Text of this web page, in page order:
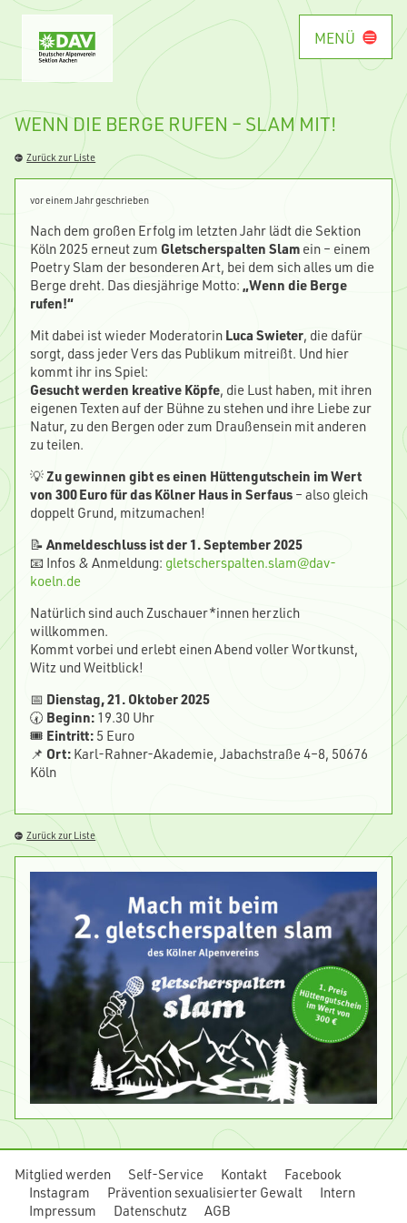
MENÜ
WENN DIE BERGE RUFEN – SLAM MIT!
Zurück zur Liste
vor einem Jahr geschrieben
Nach dem großen Erfolg im letzten Jahr lädt die Sektion
Köln 2025 erneut zum Gletscherspalten Slam ein – einem
Poetry Slam der besonderen Art, bei dem sich alles um die
Berge dreht. Das diesjährige Motto: „Wenn die Berge
rufen!“
Mit dabei ist wieder Moderatorin Luca Swieter, die dafür
sorgt, dass jeder Vers das Publikum mitreißt. Und hier
kommt ihr ins Spiel:
Gesucht werden kreative Köpfe, die Lust haben, mit ihren
eigenen Texten auf der Bühne zu stehen und ihre Liebe zur
Natur, zu den Bergen oder zum Draußensein mit anderen
zu teilen.
💡Zu gewinnen gibt es einen Hüttengutschein im Wert
von 300Euro für das Kölner Haus in Serfaus – also gleich
doppelt Grund, mitzumachen!
📝Anmeldeschluss ist der 1. September 2025
📧 Infos & Anmeldung: gletscherspalten.slam@dav-
koeln.de
Natürlich sind auch Zuschauer*innen herzlich
willkommen.
Kommt vorbei und erlebt einen Abend voller Wortkunst,
Witz und Weitblick!
📅 Dienstag, 21. Oktober 2025
🕢 Beginn: 19.30 Uhr
🎟️ Eintritt: 5 Euro
📌 Ort: Karl-Rahner-Akademie, Jabachstraße 4–8, 50676
Köln
Zurück zur Liste
Mitglied werden Self-Service Kontakt
Facebook
Instagram
Prävention sexualisierter Gewalt
Intern
Impressum
Datenschutz AGB